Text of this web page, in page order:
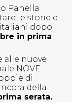
Panella
le storie e
dopo
in prima
alle nuove
NOVE
di
della
serata.